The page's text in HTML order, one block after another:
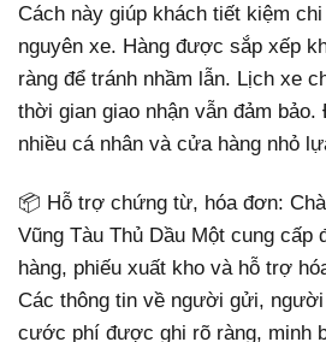
Cách này giúp khách tiết kiệm
nguyên xe. Hàng được sắp xếp
ràng để tránh nhầm lẫn. Lịch xe
thời gian giao nhận vẫn đảm
nhiều cá nhân và cửa hàng nhỏ
📦 Hỗ trợ chứng từ, hóa đơn:
Vũng Tàu Thủ Dầu Một cung cấp
hàng, phiếu xuất kho và hỗ trợ
Các thông tin về người gửi,
cước phí được ghi rõ ràng, minh